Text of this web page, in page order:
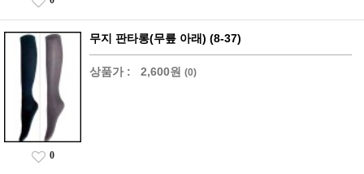
무지 판타롱(무릎 아래) (8-37)
상품가 : 2,600원 (0)
0